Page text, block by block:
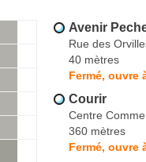
Avenir
Rue des
40 mètres
Fermé, ouvre
Courir
Centre
360 mètres
Fermé, ouvre